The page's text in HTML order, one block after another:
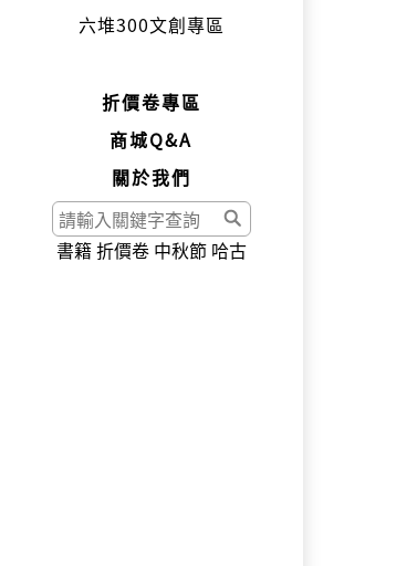
六堆300文創專區
折價卷專區
商城Q&A
關於我們
書籍折價卷 中秋節 哈古